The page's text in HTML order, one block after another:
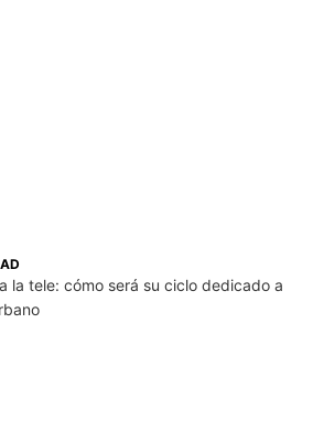
la tele: cómo será su ciclo dedicado a